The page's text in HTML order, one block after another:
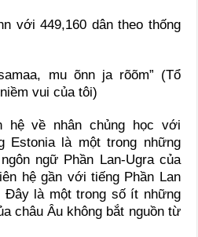
với 449,160 dân theo thống
mu õnn ja rõõm” (Tổ
vui của tôi)
hệ về nhân chủng học với
Estonia là một trong những
ngữ Phần Lan-Ugra của
hệ gần với tiếng Phần Lan
Đây là một trong số ít những
châu Âu không bắt nguồn từ